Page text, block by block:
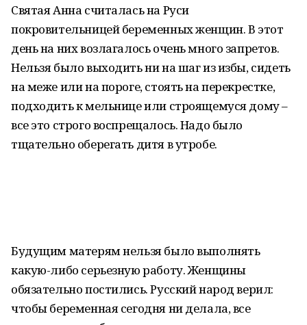
Святая Анна считалась на Руси
покровительницей беременных женщин. В этот
день на них возлагалось очень много запретов.
Нельзя было выходить ни на шаг из избы, сидеть
на меже или на пороге, стоять на перекрестке,
подходить к мельнице или строящемуся дому –
все это строго воспрещалось. Надо было
тщательно оберегать дитя в утробе.
Будущим матерям нельзя было выполнять
какую-либо серьезную работу. Женщины
обязательно постились. Русский народ верил:
чтобы беременная сегодня ни делала, все